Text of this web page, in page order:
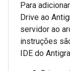
Para
Drive ao
servidor ao
instruções
IDE do